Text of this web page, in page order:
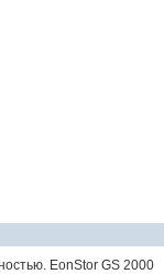
EonStor GS 2000